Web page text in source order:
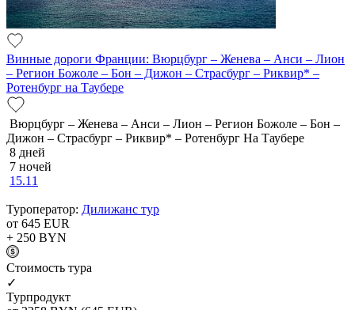
Винные дороги Франции: Вюрцбург – Женева – Анси – Лион
– Регион Божоле – Бон – Дижон – Страсбург – Риквир* –
Ротенбург на Таубере
Вюрцбург – Женева – Анси – Лион – Регион Божоле – Бон –
Дижон – Страсбург – Риквир* – Ротенбург На Таубере
8 дней
7 ночей
15.11
Туроператор: Дилижанс тур
от 645 EUR
+ 250 BYN
Cтоимость тура
✓
Турпродукт